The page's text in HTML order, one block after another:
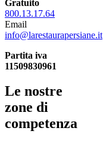
Gratuito
800.13.17.64
Email
info@larestaurapersiane.it
Partita iva
11509830961
Le nostre
zone di
competenza